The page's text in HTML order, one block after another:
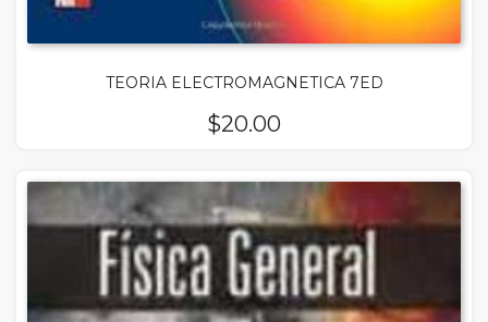
TEORIA ELECTROMAGNETICA 7ED
$20.00